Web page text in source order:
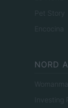
Pet Story
Encocina
NORD
Investing